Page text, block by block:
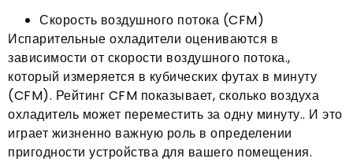
Скорость воздушного потока (CFM)
Испарительные охладители оцениваются в
зависимости от скорости воздушного потока.,
который измеряется в кубических футах в минуту
(CFM). Рейтинг CFM показывает, сколько воздуха
охладитель может переместить за одну минуту.. И это
играет жизненно важную роль в определении
пригодности устройства для вашего помещения.